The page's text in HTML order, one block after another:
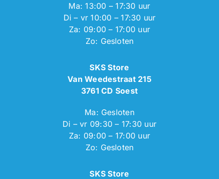
Ma: 13:00 – 17:30 uur
Di – vr 10:00 – 17:30 uur
Za: 09:00 – 17:00 uur
Zo: Gesloten
SKS Store
Van Weedestraat 215
3761 CD Soest
Ma: Gesloten
Di – vr 09:30 – 17:30 uur
Za: 09:00 – 17:00 uur
Zo: Gesloten
SKS Store